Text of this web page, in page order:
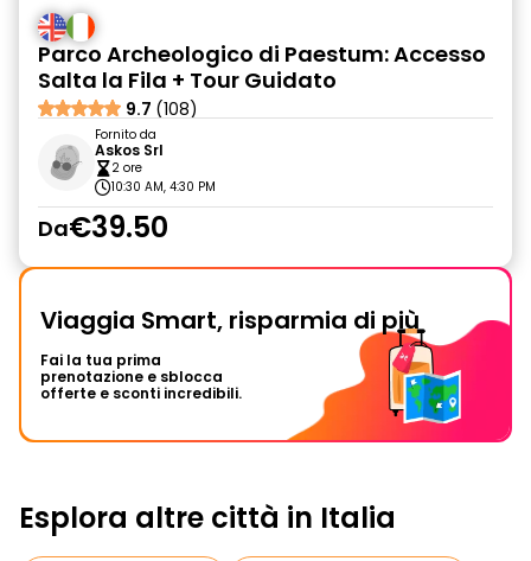
Parco Archeologico di Paestum: Accesso
Salta la Fila + Tour Guidato
9.7 (108)
Fornito da
Askos Srl
2 ore
10:30 AM, 4:30 PM
Da€39.50
Viaggia Smart, risparmia di più
Fai la tua prima
prenotazione e sblocca
offerte e sconti incredibili.
Esplora altre città in Italia